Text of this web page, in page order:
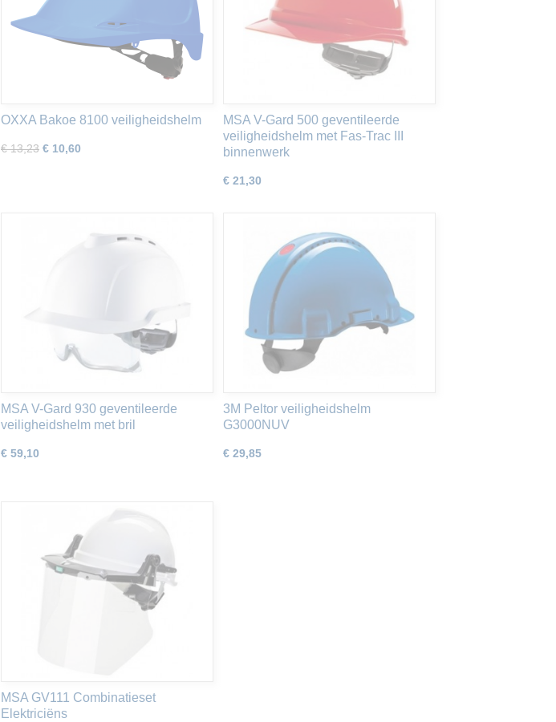
OXXA Bakoe 8100 veiligheidshelm
€ 13,23 € 10,60
MSA V-Gard 500 geventileerde
veiligheidshelm met Fas-Trac III
binnenwerk
€ 21,30
MSA V-Gard 930 geventileerde
veiligheidshelm met bril
€ 59,10
3M Peltor veiligheidshelm
G3000NUV
€ 29,85
MSA GV111 Combinatieset
Elektriciëns